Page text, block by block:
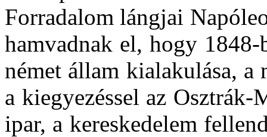
Forradalom lángjai
hamvadnak el, hogy
német állam kialakulása, a
a kiegyezéssel az
ipar, a kereskedelem